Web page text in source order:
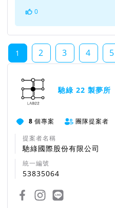
0
1 2 3 4 5
馳綠 22 製夢所
8 個專案
團隊提案者
提案者名稱
馳綠國際股份有限公司
統一編號
53835064